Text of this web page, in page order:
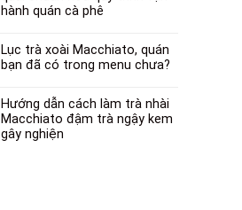
hành quán cà phê
Lục trà xoài Macchiato, quán
bạn đã có trong menu chưa?
Hướng dẫn cách làm trà nhài
Macchiato đậm trà ngậy kem
gây nghiện